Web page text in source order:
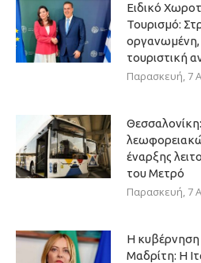
Ειδικό
Τουρισμό:
οργανωμένη,
τουριστική
Παρασκευή, 7
έναρξης
του Μετρό
Παρασκευή, 7
Η κυβέρνηση
Μαδρίτη: Η